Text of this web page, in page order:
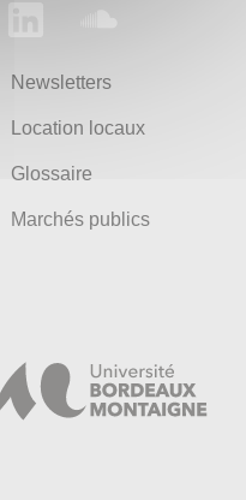
Newsletters
Location locaux
Glossaire
Marchés publics